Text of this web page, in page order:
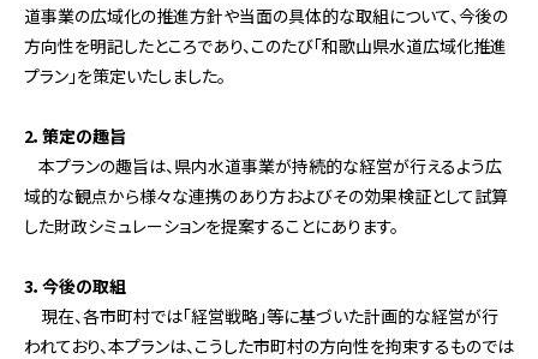
道事業の広域化の推進方針や当面の具体的な取組について、今後の
方向性を明記したところであり、このたび「和歌山県水道広域化推進
プラン」を策定いたしました。
2．策定の趣旨
本プランの趣旨は、県内水道事業が持続的な経営が行えるよう広
域的な観点から様々な連携のあり方およびその効果検証として試算
した財政シミュレーションを提案することにあります。
3．今後の取組
現在、各市町村では「経営戦略」等に基づいた計画的な経営が行
われており、本プランは、こうした市町村の方向性を拘束するものでは